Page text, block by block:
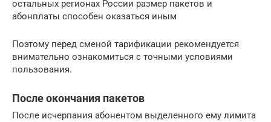
остальных регионах России размер пакетов и
абонплаты способен оказаться иным
Поэтому перед сменой тарификации рекомендуется
внимательно ознакомиться с точными условиями
пользования.
После окончания пакетов
После исчерпания абонентом выделенного ему лимита